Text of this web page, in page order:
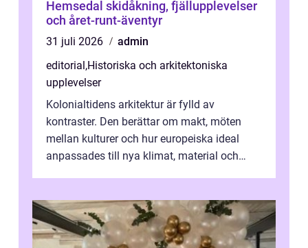
Hemsedal skidåkning, fjällupplevelser
och året-runt-äventyr
31 juli 2026
admin
editorial,Historiska och arkitektoniska
upplevelser
Kolonialtidens arkitektur är fylld av
kontraster. Den berättar om makt, möten
mellan kulturer och hur europeiska ideal
anpassades till nya klimat, material och